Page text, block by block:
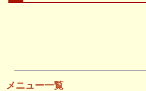
メニュー一覧